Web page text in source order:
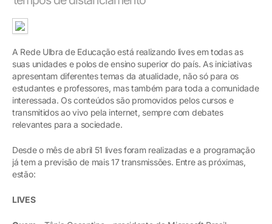
A Rede Ulbra de Educação está realizando lives em todas as
suas unidades e polos de ensino superior do país. As iniciativas
apresentam diferentes temas da atualidade, não só para os
estudantes e professores, mas também para toda a comunidade
interessada. Os conteúdos são promovidos pelos cursos e
transmitidos ao vivo pela internet, sempre com debates
relevantes para a sociedade.
Desde o mês de abril 51 lives foram realizadas e a programação
já tem a previsão de mais 17 transmissões. Entre as próximas,
estão:
LIVES